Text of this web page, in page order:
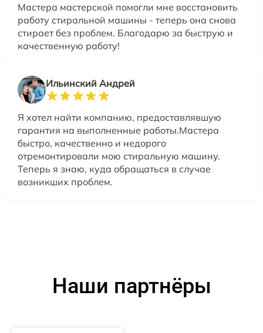
Мастера мастерской помогли мне восстановить
работу стиральной машины - теперь она снова
стирает без проблем. Благодарю за быструю и
качественную работу!
Ильинский Андрей
Я хотел найти компанию, предоставлявшую
гарантия на выполненные работы.Мастера
быстро, качественно и недорого
отремонтировали мою стиральную машину.
Теперь я знаю, куда обращаться в случае
возникших проблем.
Наши партнёры